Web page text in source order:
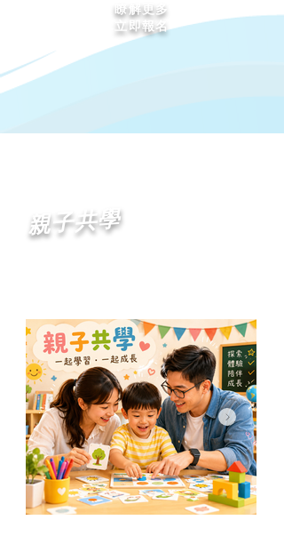
瞭解更多
立即報名
親子共學
探索．成長．挑戰．友誼